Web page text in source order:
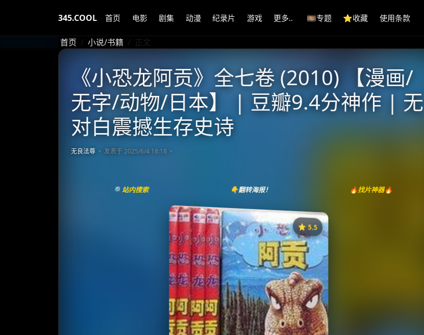
345.COOL 首页 电影 剧集 动漫 纪录片 游戏 更多.. 🎞️专题 ⭐️收藏 使用条款
首页 小说/书籍 正文
《小恐龙阿贡》全七卷 (2010) 【漫画/
无字/动物/日本】 | 豆瓣9.4分神作 | 无
对白震撼生存史诗
无良法尊 发表于 2025/6/4 18:18
🔍站内搜索 👇翻转海报！ 🔥找片神器🔥
⭐️ 5.5
《小恐龙阿贡》
⭐
收藏
⭐️ 评分：5.5 | 🎬 2012年
✅ 已完结
夸克网盘